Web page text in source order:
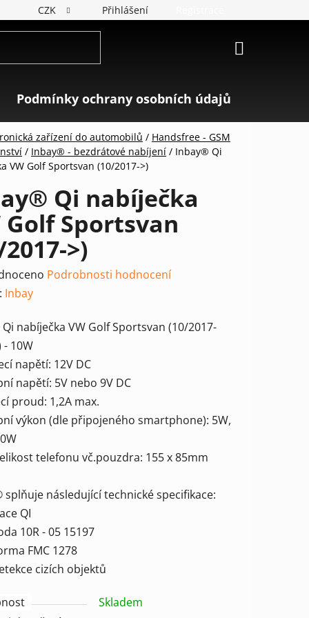
CZK Přihlášení
Podmínky ochrany osobních údajů
zařízení do automobilů / Handsfree - GSM
/ Inbay® - bezdrátové nabíjení / Inbay® Qi
VW Golf Sportsvan (10/2017->)
Qi nabíječka
Golf Sportsvan
>)
Podrobnosti hodnocení
Inbay
nabíječka VW Golf Sportsvan (10/2017-
- 10W
napětí: 12V DC
napětí: 5V nebo 9V DC
proud: 1,2A max.
výkon (dle připojeného smartphone): 5W,
telefonu vč.pouzdra: 155 x 85mm
splňuje následující technické specifikace:
QI
10R - 05 15197
FMC 1278
cizích objektů
Skladem